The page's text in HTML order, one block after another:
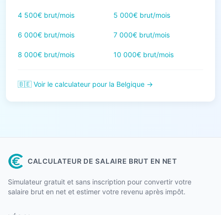
4 500€ brut/mois 5 000€ brut/mois
6 000€ brut/mois 7 000€ brut/mois
8 000€ brut/mois 10 000€ brut/mois
🇧🇪 Voir le calculateur pour la Belgique →
CALCULATEUR DE SALAIRE BRUT EN NET
Simulateur gratuit et sans inscription pour convertir votre
salaire brut en net et estimer votre revenu après impôt.